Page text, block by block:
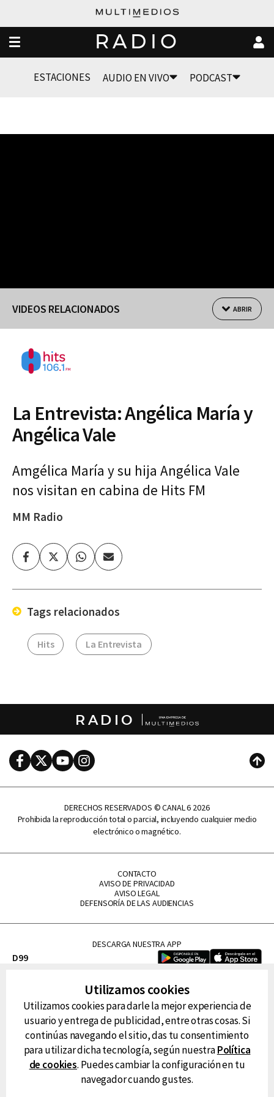
RADIO
ESTACIONES AUDIO EN VIVO PODCAST
VIDEOS RELACIONADOS ABRIR
La Entrevista: Angélica María y
Angélica Vale
Amgélica María y su hija Angélica Vale
nos visitan en cabina de Hits FM
MM Radio
FacebookTwitterWhatsapp
Enviar
por
Tags relacionados
Hits La Entrevista
RADIO
FacebookTwitterYoutubeInstagram
DERECHOS RESERVADOS © CANAL 6 2026
Prohibida la reproducción total o parcial, incluyendo cualquier medio
electrónico o magnético.
CONTACTO
AVISO DE PRIVACIDAD
AVISO LEGAL
DEFENSORÍA DE LAS AUDIENCIAS
DESCARGA NUESTRA APP
D99
FM Tu
RG Deportiva
Classic FM
Utilizamos cookies
Utilizamos cookies para darle la mejor experiencia de
usuario y entrega de publicidad, entre otras cosas. Si
continúas navegando el sitio, das tu consentimiento
para utilizar dicha tecnología, según nuestraPolítica
de cookies. Puedes cambiar la configuración en tu
navegador cuando gustes.